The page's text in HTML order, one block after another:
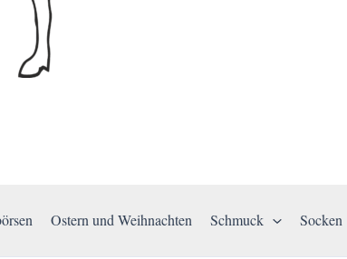
Ostern und Weihnachten Schmuck Socken